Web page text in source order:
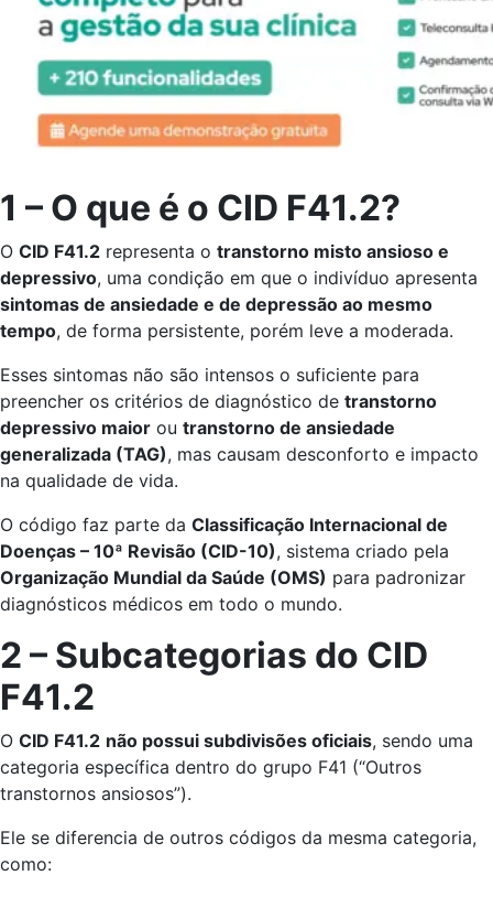
1 – O que é o CID F41.2?
O CID F41.2 representa o transtorno misto ansioso e
depressivo, uma condição em que o indivíduo apresenta
sintomas de ansiedade e de depressão ao mesmo
tempo, de forma persistente, porém leve a moderada.
Esses sintomas não são intensos o suficiente para
preencher os critérios de diagnóstico de transtorno
depressivo maior ou transtorno de ansiedade
generalizada (TAG), mas causam desconforto e impacto
na qualidade de vida.
O código faz parte da Classificação Internacional de
Doenças – 10ª Revisão (CID-10), sistema criado pela
Organização Mundial da Saúde (OMS) para padronizar
diagnósticos médicos em todo o mundo.
2 – Subcategorias do CID
F41.2
O CID F41.2 não possui subdivisões oficiais, sendo uma
categoria específica dentro do grupo F41 (“Outros
transtornos ansiosos”).
Ele se diferencia de outros códigos da mesma categoria,
como: